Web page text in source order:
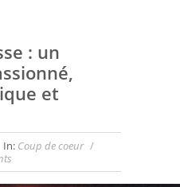
: un
et
In: Coup de coeur